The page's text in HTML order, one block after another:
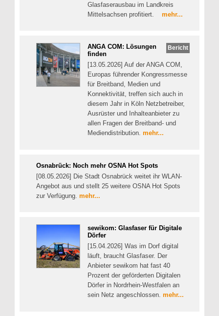
Glasfaserausbau im Landkreis
Mittelsachsen profitiert. mehr...
Bericht
ANGA COM: Lösungen
finden
[13.05.2026] Auf der ANGA COM,
Europas führender Kongressmesse
für Breitband, Medien und
Konnektivität, treffen sich auch in
diesem Jahr in Köln Netzbetreiber,
Ausrüster und Inhalteanbieter zu
allen Fragen der Breitband- und
Mediendistribution. mehr...
Osnabrück: Noch mehr OSNA Hot Spots
[08.05.2026] Die Stadt Osnabrück weitet ihr WLAN-
Angebot aus und stellt 25 weitere OSNA Hot Spots
zur Verfügung. mehr...
sewikom: Glasfaser für Digitale
Dörfer
[15.04.2026] Was im Dorf digital
läuft, braucht Glasfaser. Der
Anbieter sewikom hat fast 40
Prozent der geförderten Digitalen
Dörfer in Nordrhein-Westfalen an
sein Netz angeschlossen. mehr...